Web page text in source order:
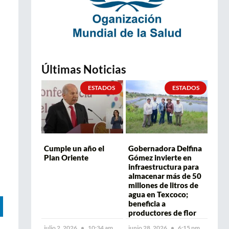
Últimas Noticias
ESTADOS
Cumple un año el
Plan Oriente
ESTADOS
Gobernadora Delfina
Gómez invierte en
infraestructura para
almacenar más de 50
millones de litros de
agua en Texcoco;
beneficia a
productores de flor